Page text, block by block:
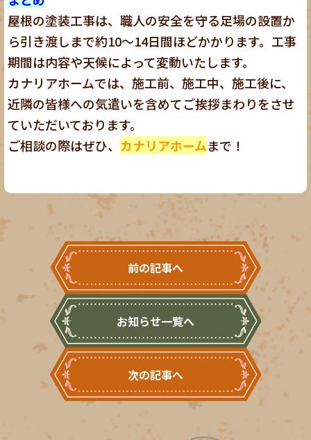
屋根の塗装工事は、職人の安全を守る足場の設置か
ら引き渡しまで約10～14日間ほどかかります。工事
期間は内容や天候によって変動いたします。
カナリアホームでは、施工前、施工中、施工後に、
近隣の皆様への気遣いを含めてご挨拶まわりをさせ
ていただいております。
ご相談の際はぜひ、 カナリアホームまで！
前の記事へ
お知らせ一覧へ
次の記事へ